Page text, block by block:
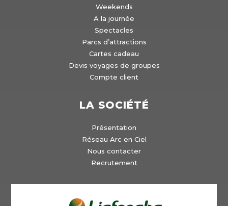
Weekends
A la journée
Spectacles
Parcs d’attractions
Cartes cadeau
Devis voyages de groupes
Compte client
LA SOCIÉTÉ
Présentation
Réseau Arc en Ciel
Nous contacter
Recrutement